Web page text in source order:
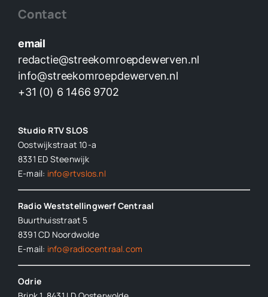
Contact
email
redactie@streekomroepdewerven.nl
info@streekomroepdewerven.nl
+31 (0) 6 1466 9702
Studio RTV SLOS
Oostwijkstraat 10-a
8331 ED Steenwijk
E-mail: info@rtvslos.nl
Radio Weststellingwerf Centraal
Buurthuisstraat 5
8391 CD Noordwolde
E-mail: info@radiocentraal.com
Odrie